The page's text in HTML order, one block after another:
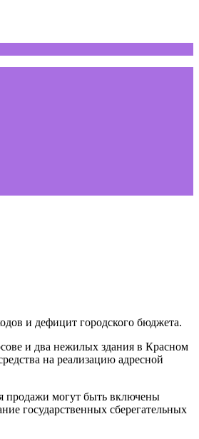
и дефицит городского бюджета.
и два нежилых здания в Красном
на реализацию адресной
продажи могут быть включены
государственных сберегательных